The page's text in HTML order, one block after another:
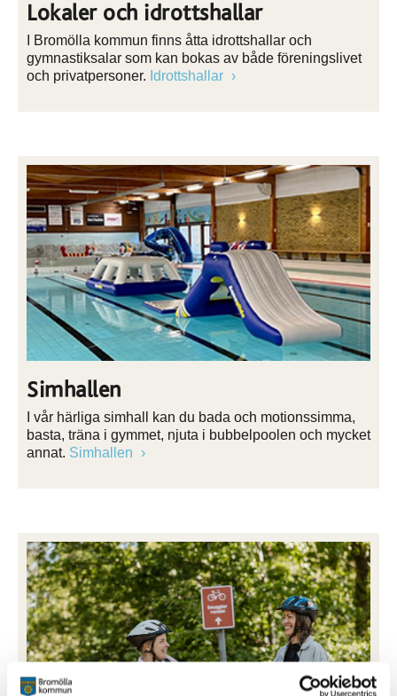
Lokaler och idrottshallar
I Bromölla kommun finns åtta idrottshallar och
gymnastiksalar som kan bokas av både föreningslivet
och privatpersoner. Idrottshallar
Simhallen
I vår härliga simhall kan du bada och motionssimma,
basta, träna i gymmet, njuta i bubbelpoolen och mycket
annat. Simhallen